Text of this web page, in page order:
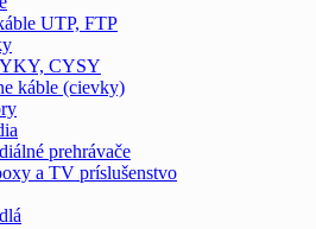
UTP, FTP
CYSY
káble (cievky)
prehrávače
a TV príslušenstvo